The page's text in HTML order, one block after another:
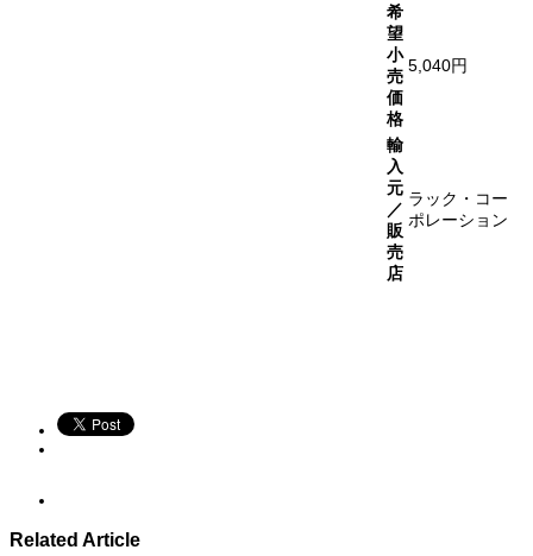
希
望
小
売
価
格
5,040円
輸
入
元
／
販
売
店
ラック・コー
ポレーション
Related Article